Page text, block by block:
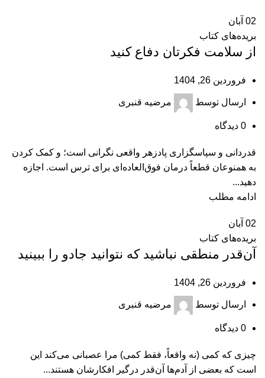
02 آبان
بریده‌های کتاب
از سلامت فکرتان دفاع کنید
فروردین 26, 1404
ارسال توسط مرضیه قنبری
0 دیدگاه
قدردانی و سپاسگزاری پادزهر واقعی نگرانی است؛ و کمک کردن
به همنوعان قطعاً درمان فوق‌العاده‌ای برای ترس است. اجازه
دهید...
ادامه مطلب
02 آبان
بریده‌های کتاب
آن‌قدر منطقی نباشید که نتوانید جادو را ببینید
فروردین 26, 1404
ارسال توسط مرضیه قنبری
0 دیدگاه
چیزی که کمی (نه واقعاً، فقط کمی) مرا عصبانی می‌کند این
است که بعضی از آدم‌ها آن‌قدر درگیر افکارشان هستند...